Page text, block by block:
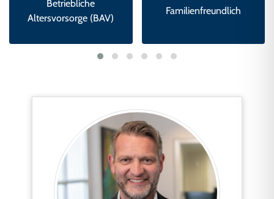
Familienfreundlich Feedbackkultur